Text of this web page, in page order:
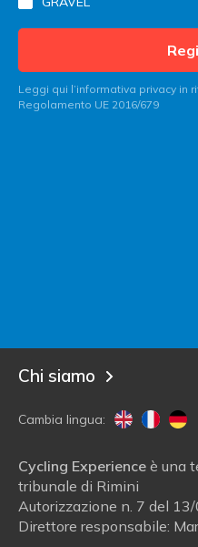
Leggi qui l’informativa privacy in
Regolamento UE 2016/679
Chi siamo
Cambia lingua:
Cycling Experience è una
tribunale di Rimini
Autorizzazione n. 7 del
Direttore responsabile: